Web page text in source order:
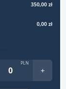
350,00 zł
0,00 zł
PLN
+